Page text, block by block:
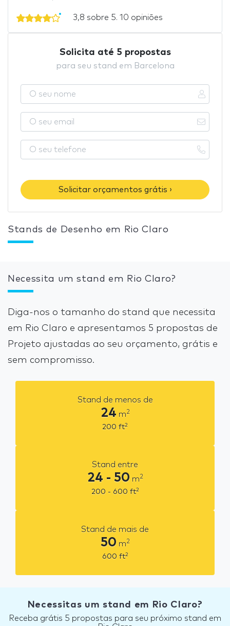
3,8 sobre 5. 10 opiniões
Solicita até 5 propostas
para seu stand em Barcelona
Solicitar orçamentos grátis ›
Stands de Desenho em Rio Claro
Necessita um stand em Rio Claro?
Diga-nos o tamanho do stand que necessita
em Rio Claro e apresentamos 5 propostas de
Projeto ajustadas ao seu orçamento, grátis e
sem compromisso.
Stand de menos de
24 m2
200 ft2
Stand entre
24 - 50 m2
200 - 600 ft2
Stand de mais de
50 m2
600 ft2
Necessitas um stand em Rio Claro?
Receba grátis 5 propostas para seu próximo stand em